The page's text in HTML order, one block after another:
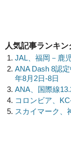
人気記事ランキン
JAL、福岡－鹿
ANA Dash 8認
年8月2日-8日
ANA、国際線
コロンビア、
スカイマーク